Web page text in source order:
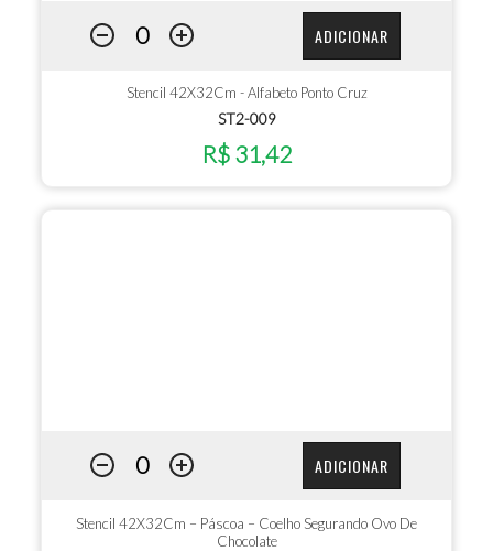
ADICIONAR
Stencil 42X32Cm - Alfabeto Ponto Cruz
ST2-009
R$ 31,42
ADICIONAR
Stencil 42X32Cm – Páscoa – Coelho Segurando Ovo De
Chocolate